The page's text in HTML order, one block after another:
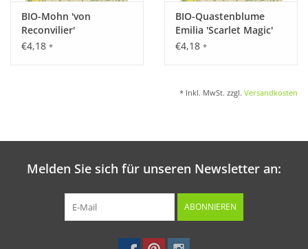
BIO-Mohn 'von
Reconvilier'
€4,18 *
BIO-Quastenblume
Emilia 'Scarlet Magic'
€4,18 *
* Inkl. MwSt. zzgl. Versandkosten
Melden Sie sich für unseren Newsletter an:
ABONNIEREN